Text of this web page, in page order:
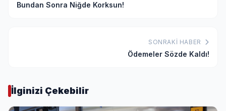
Bundan Sonra Niğde Korksun!
SONRAKI HABER
Ödemeler Sözde Kaldı!
İlginizi Çekebilir